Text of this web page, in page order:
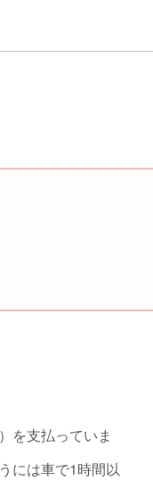
を支払っていま
には車で1時間以